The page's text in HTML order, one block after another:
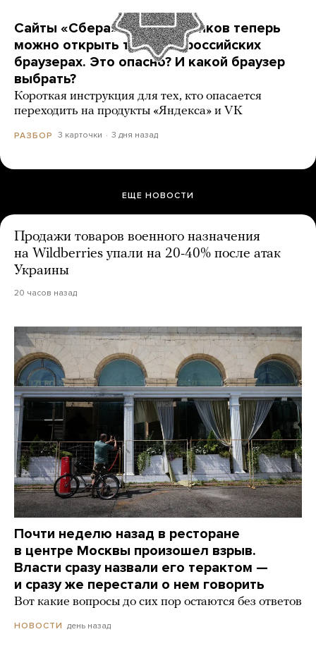
Сайты «Сбера» и других банков теперь
можно открыть только в российских
браузерах. Это опасно? И какой браузер
выбрать?
Короткая инструкция для тех, кто опасается
переходить на продукты «Яндекса» и VK
РАЗБОР 3 карточки 3 дня назад
ЕЩЕ НОВОСТИ
Продажи товаров военного назначения
на Wildberries упали на 20-40% после атак
Украины
20 часов назад
Почти неделю назад в ресторане
в центре Москвы произошел взрыв.
Власти сразу назвали его терактом —
и сразу же перестали о нем говорить
Вот какие вопросы до сих пор остаются без ответов
НОВОСТИ день назад